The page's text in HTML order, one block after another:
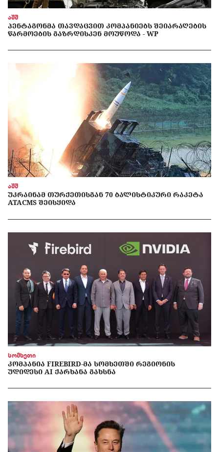
აშშ
ᲞᲔᲜᲢᲐᲒᲝᲜᲛᲐ ᲗᲐᲕᲓᲐᲪᲕᲘᲗ ᲙᲝᲛᲞᲐᲜᲘᲔᲑᲡ ᲨᲔᲘᲐᲠᲐᲦᲔᲑᲘᲡ
ᲬᲐᲠᲛᲝᲔᲑᲘᲡ ᲒᲐᲖᲠᲓᲘᲡᲙᲔᲜ ᲛᲝᲣᲬᲝᲓᲐ - WP
აშშ
ᲣᲙᲠᲐᲘᲜᲐᲛ ᲗᲣᲠᲥᲔᲗᲘᲡᲒᲐᲜ 70 ᲑᲐᲚᲘᲡᲢᲘᲙᲣᲠᲘ ᲠᲐᲙᲔᲢᲐ
ATACMS ᲨᲔᲘᲡᲧᲘᲓᲐ
სომხეთი
ᲙᲝᲛᲞᲐᲜᲘᲐ FIREBIRD-ᲛᲐ ᲡᲝᲛᲮᲔᲗᲨᲘ ᲠᲔᲒᲘᲝᲜᲘᲡ
ᲣᲓᲘᲓᲔᲡᲘ AI ᲥᲐᲠᲮᲐᲜᲐ ᲒᲐᲮᲡᲜᲐ